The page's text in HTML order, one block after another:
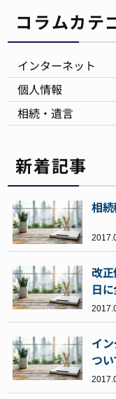
コラムカテ
インターネット
個人情報
相続・遺言
新着記事
相
改
日
イ
つ